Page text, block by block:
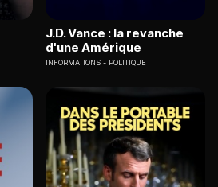
J.D. Vance : la revanche
d'une Amérique
INFORMATIONS POLITIQUE